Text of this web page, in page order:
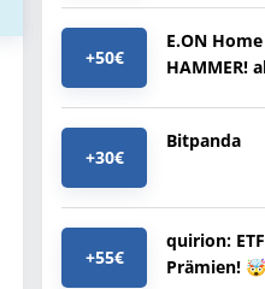
+50€
E.ON
HAMMER!
+30€
Bitpanda
+55€
quirion:
Prämien!